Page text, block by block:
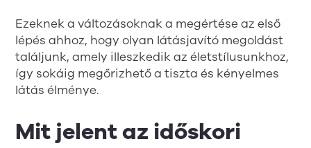
Ezeknek a változásoknak a megértése az első
lépés ahhoz, hogy olyan látásjavító megoldást
találjunk, amely illeszkedik az életstílusunkhoz,
így sokáig megőrizhető a tiszta és kényelmes
látás élménye.
Mit jelent az időskori